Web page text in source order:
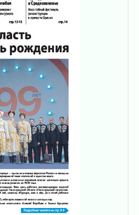
закроют на два
пространства